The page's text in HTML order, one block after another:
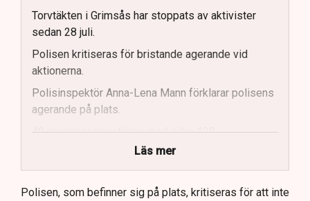
Torvtäkten i Grimsås har stoppats av aktivister
sedan 28 juli.
Polisen kritiseras för bristande agerande vid
aktionerna.
Polisinspektör Anna-Lena Mann förklarar polisens
agerande på plats.
40 personer misstänks med cirka 120
brottsmisstankar kopplade.
Polisen använder drönare och uniformerad polis
för att dokumentera bevis.
Läs mer
Polisen, som befinner sig på plats, kritiseras för att inte